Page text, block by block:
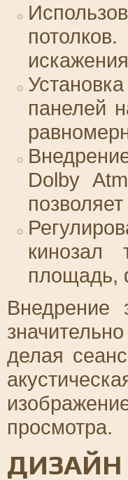
панелей
Dolby
кинозал
площадь,
Внедрение
делая
просмотра.
ДИЗАЙН